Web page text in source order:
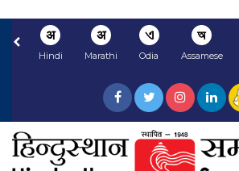
अ
Hindi
अ
Marathi
ଏ
Odia
অ
Assamese